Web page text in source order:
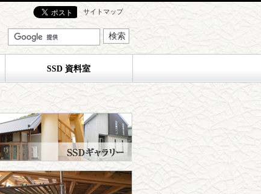
サイトマップ
SSD 資料室